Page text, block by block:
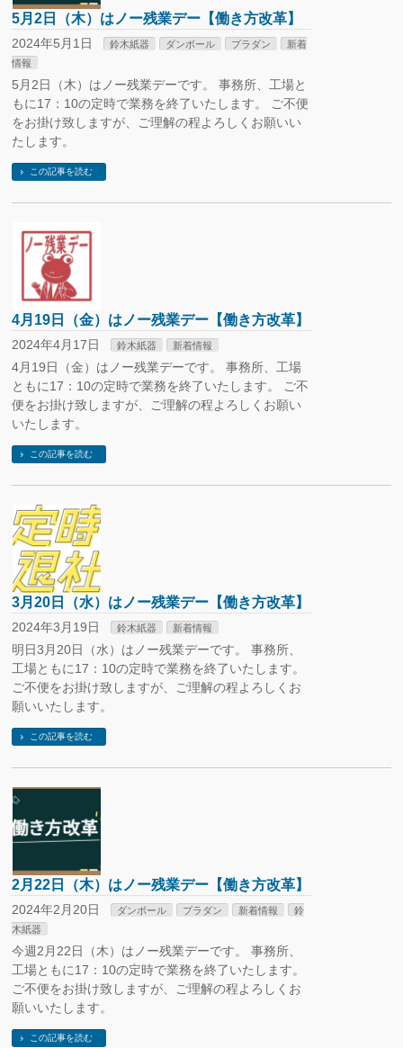
5月2日（木）はノー残業デー【働き方改革】
2024年5月1日 鈴木紙器 ダンボール プラダン
新着
情報
5月2日（木）はノー残業デーです。 事務所、工場と
もに17：10の定時で業務を終了いたします。 ご不便
をお掛け致しますが、ご理解の程よろしくお願いい
たします。
この記事を読む
4月19日（金）はノー残業デー【働き方改革】
2024年4月17日 鈴木紙器 新着情報
4月19日（金）はノー残業デーです。 事務所、工場
ともに17：10の定時で業務を終了いたします。 ご不
便をお掛け致しますが、ご理解の程よろしくお願い
いたします。
この記事を読む
3月20日（水）はノー残業デー【働き方改革】
2024年3月19日 鈴木紙器 新着情報
明日3月20日（水）はノー残業デーです。 事務所、
工場ともに17：10の定時で業務を終了いたします。
ご不便をお掛け致しますが、ご理解の程よろしくお
願いいたします。
この記事を読む
2月22日（木）はノー残業デー【働き方改革】
2024年2月20日 ダンボール プラダン 新着情報
鈴
木紙器
今週2月22日（木）はノー残業デーです。 事務所、
工場ともに17：10の定時で業務を終了いたします。
ご不便をお掛け致しますが、ご理解の程よろしくお
願いいたします。
この記事を読む